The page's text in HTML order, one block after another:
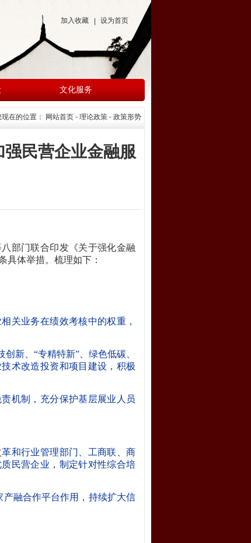
加入收藏 设为首页
文化服务
现在的位置： 网站首页 - 理论政策 - 政策形势
民营企业金融服
部门联合印发《关于强化金融
具体举措。梳理如下：
关业务在绩效考核中的权重，
新、 “专精特新”、绿色低碳、
术改造投资和项目建设，积极
机制，充分保护基层展业人员
和行业管理部门、工商联、商
民营企业，制定针对性综合培
产融合作平台作用，持续扩大信